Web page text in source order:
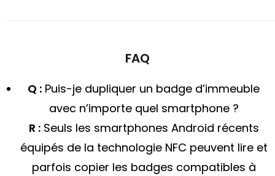
FAQ
Q : Puis-je dupliquer un badge d’immeuble
avec n’importe quel smartphone ?
R :Seuls les smartphones Android récents
équipés de la technologie NFC peuvent lire et
parfois copier les badges compatibles à